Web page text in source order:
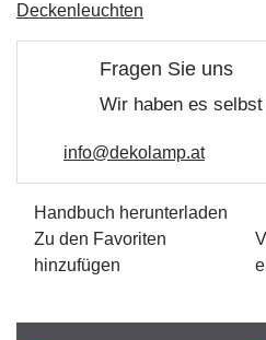
Deckenleuchten
Fragen Sie uns
Wir haben es
info@dekolamp.at
Handbuch herunterladen
Zu den Favoriten
hinzufügen